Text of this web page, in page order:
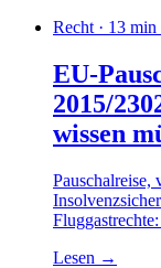
Recht · 13 min
EU-
2015/
wissen
Pauschalreise,
Lesen →